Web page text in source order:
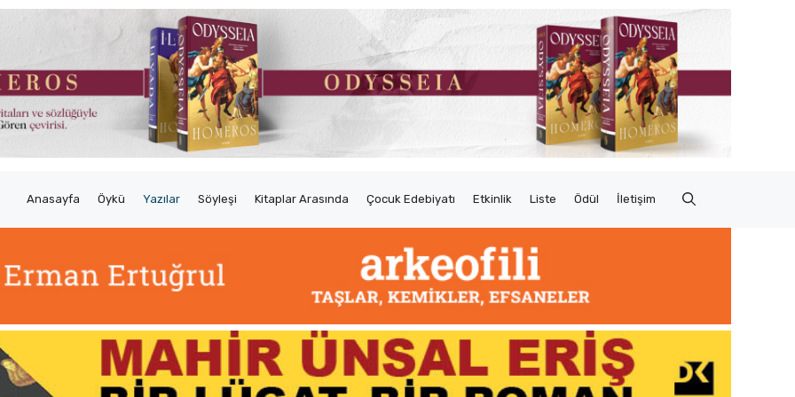
Anasayfa Öykü Yazılar Söyleşi Kitaplar Arasında Çocuk Edebiyatı Etkinlik Liste Ödül İletişim